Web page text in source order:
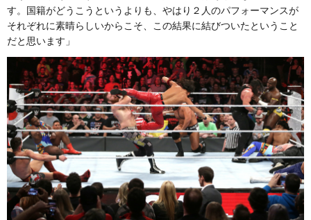
す。国籍がどうこうというよりも、やはり２人のパフォーマンスが
それぞれに素晴らしいからこそ、この結果に結びついたということ
だと思います」